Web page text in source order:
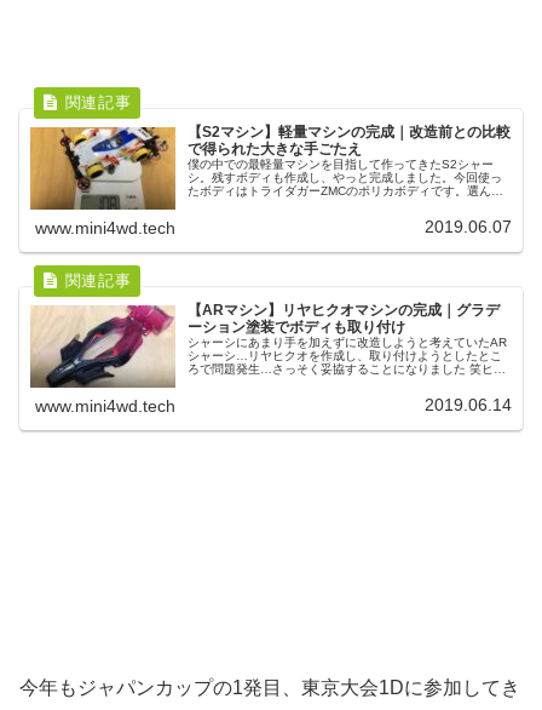
【S2マシン】軽量マシンの完成｜改造前との比較
で得られた大きな手ごたえ
僕の中での最軽量マシンを目指して作ってきたS2シャー
シ。残すボディも作成し、やっと完成しました。今回使っ
たボディはトライダガーZMCのポリカボディです。選んだ
www.mini4wd.tech 2019.06.07
【ARマシン】リヤヒクオマシンの完成｜グラデ
ーション塗装でボディも取り付け
シャーシにあまり手を加えずに改造しようと考えていたAR
シャーシ…リヤヒクオを作成し、取り付けようとしたとこ
ろで問題発生…さっそく妥協することになりました 笑ヒク
www.mini4wd.tech 2019.06.14
今年もジャパンカップの1発目、東京大会1Dに参加してき